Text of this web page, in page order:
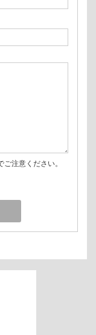
注意ください。